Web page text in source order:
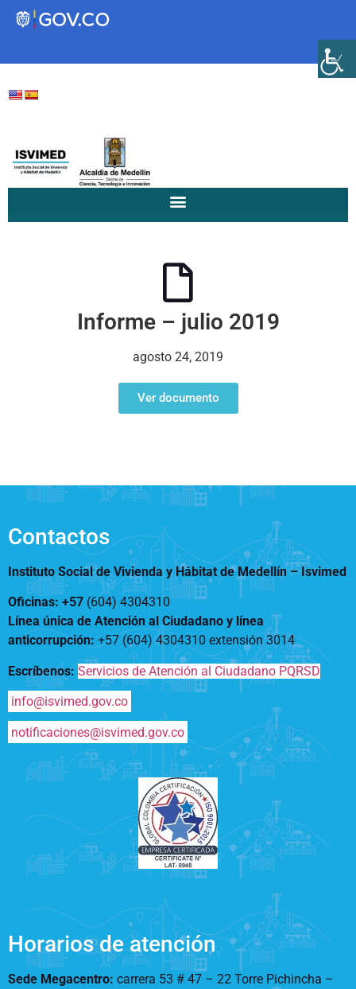
Transparencia
Participa
Hábitat de Medellín
Vivienda Nueva
Vivienda un proyecto
Reconocimiento de
Edificaciones – C0
Acompañamiento Social
OPV-JVC
Rendición de cuentas
Encuesta de Percepción
Tamaño de la
fuente
Contraste
Centro de relevo
Más Información sobre Accesibilidad
Informe – julio 2019
agosto 24, 2019
Ver documento
Contactos
Instituto Social de Vivienda y Hábitat de Medellín –Isvimed
Oficinas: +57 (604) 4304310
Línea única de Atención al Ciudadano y línea
anticorrupción: +57 (604) 4304310 extensión3014
Escríbenos: Servicios de Atención al Ciudadano PQRSD
info@isvimed.gov.co
notificaciones@isvimed.gov.co
Horarios de atención
Sede Megacentro: carrera 53 # 47 – 22 Torre Pichincha –